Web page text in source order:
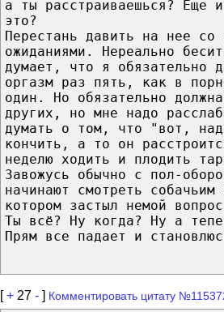
а ты расстраиваешься? Еще
это?
Перестань давить на нее со
ожиданиями. Нереально
думает, что я обязательно
оргазм раз пять, как в
один. Но обязательно
других, но мне надо
думать о том, что "вот,
кончить, а то он
неделю ходить и плодить
Завожусь обычно с пол-
начинают смотреть
котором застыл немой
Ты всё? Ну когда? Ну а
Прям все падает и
[+ 27 - ] Комментировать цитату